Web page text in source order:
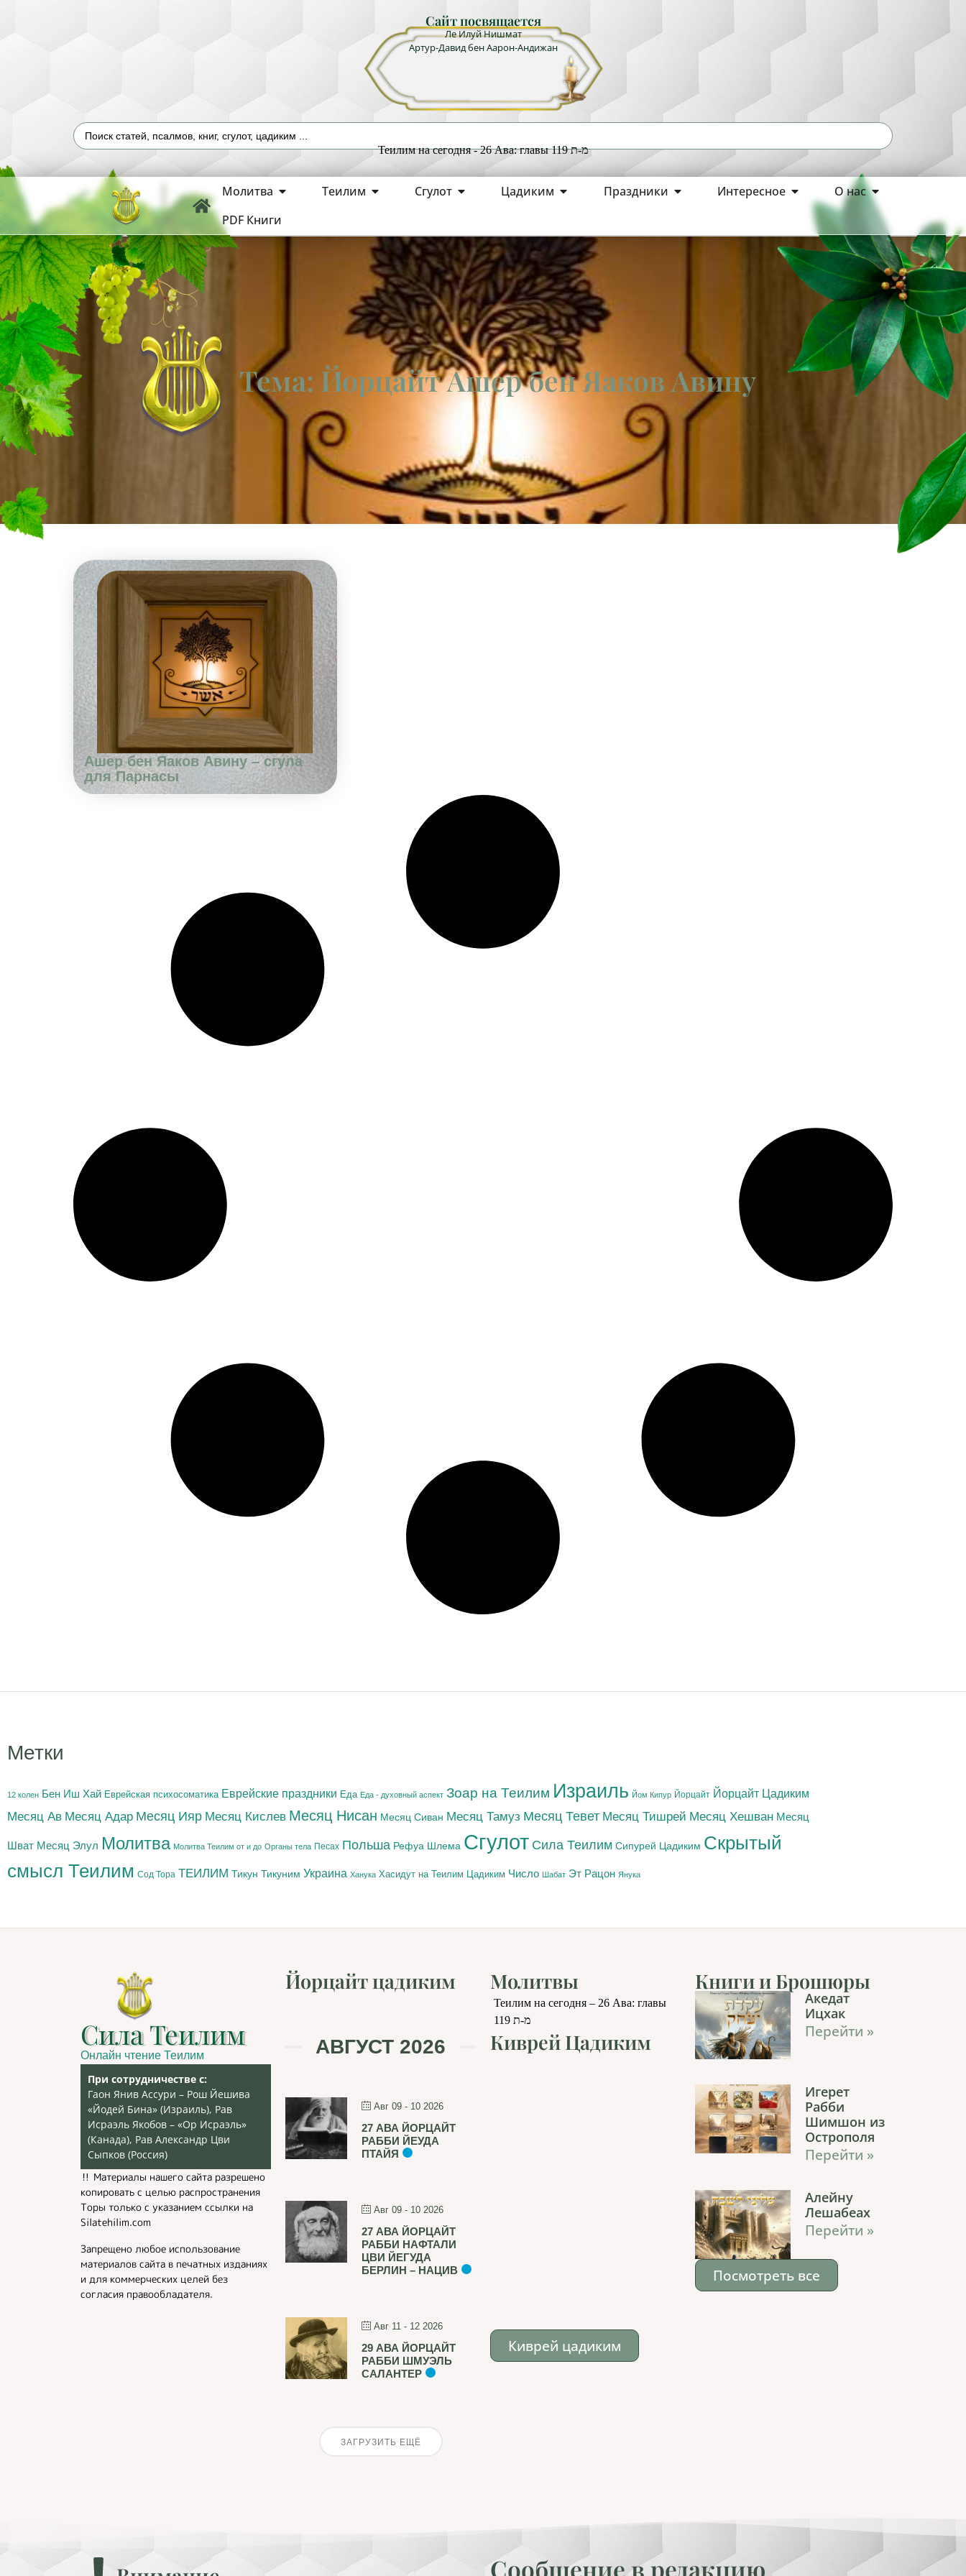
Сайт посвящается
Ле Илуй Нишмат
Артур-Давид бен Аарон-Андижан
Теилим на сегодня - 26 Ава: главы 119 מ-ת
Молитва Теилим Сгулот Цадиким Праздники Интересное
О нас
PDF Книги
Тема: Йорцайт Ашер бен Яаков Авину
Ашер бен Яаков Авину – сгула
для Парнасы
Метки
12 колен Бен Иш Хай Еврейская психосоматика Еврейские праздники Еда Еда - духовный аспект Зоар на Теилим Израиль Йом Кипур Йорцайт Йорцайт Цадиким
Месяц Ав Месяц Адар Месяц Ияр Месяц Кислев Месяц Нисан Месяц Сиван Месяц Тамуз Месяц Тевет Месяц Тишрей Месяц Хешван Месяц
Шват Месяц Элул Молитва Молитва Теилим от и до Органы тела Песах Польша Рефуа Шлема Сгулот Сила Теилим Сипурей Цадиким Скрытый
смысл Теилим Сод Тора ТЕИЛИМ Тикун Тикуним Украина Ханука Хасидут на Теилим Цадиким Число Шабат Эт Рацон Янука
Сила Теилим
Онлайн чтение Теилим
При сотрудничестве с:
Гаон Янив Ассури – Рош Йешива
«Йодей Бина» (Израиль), Рав
Исраэль Якобов – «Ор Исраэль»
(Канада), Рав Александр Цви
Сыпков (Россия)
‼️ Материалы нашего сайта разрешено
копировать с целью распространения
Торы только с указанием ссылки на
Silatehilim.com
Запрещено любое использование
материалов сайта в печатных изданиях
и для коммерческих целей без
согласия правообладателя.
Йорцайт цадиким
АВГУСТ 2026
Авг 09 - 10 2026
27 АВА ЙОРЦАЙТ
РАББИ ЙЕУДА
ПТАЙЯ
Авг 09 - 10 2026
27 АВА ЙОРЦАЙТ
РАББИ НАФТАЛИ
ЦВИ ЙЕГУДА
БЕРЛИН – НАЦИВ
Авг 11 - 12 2026
29 АВА ЙОРЦАЙТ
РАББИ ШМУЭЛЬ
САЛАНТЕР
ЗАГРУЗИТЬ ЕЩЁ
Молитвы
Теилим на сегодня – 26 Ава: главы
119 מ-ת
Киврей Цадиким
Киврей цадиким
Книги и Брошюры
Акедат
Ицхак
Перейти »
Игерет
Рабби
Шимшон из
Острополя
Перейти »
Алейну
Лешабеах
Перейти »
Посмотреть все
Сообщение в редакцию